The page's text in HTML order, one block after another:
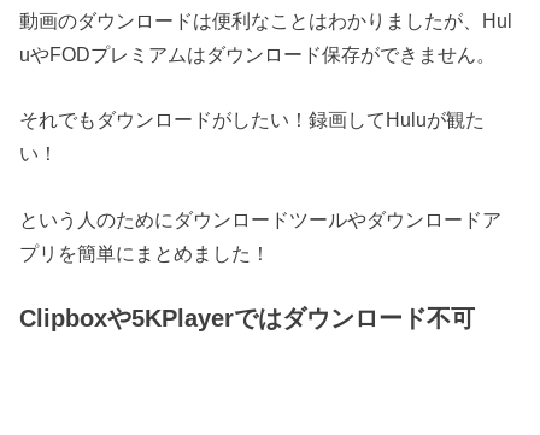
動画のダウンロードは便利なことはわかりましたが、Hul
uやFODプレミアムはダウンロード保存ができません。
それでもダウンロードがしたい！録画してHuluが観た
い！
という人のためにダウンロードツールやダウンロードア
プリを簡単にまとめました！
Clipboxや5KPlayerではダウンロード不可